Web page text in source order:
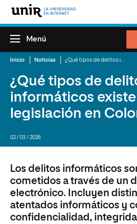
Menú
Inicio Noticias
¿Qué tipos de
informáticos
legislación en
02 / 03 / 2026
Los delitos informáticos
cometidos a través de un
electrónico. Incluyen
atentados informáticos y
confidencialidad,